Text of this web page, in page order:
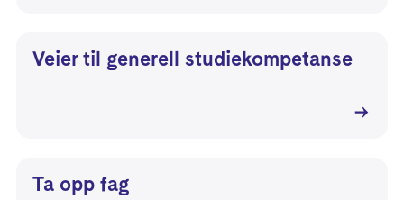
Veier til generell studiekompetanse
Ta opp fag